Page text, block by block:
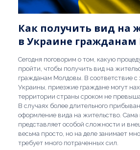
Как получить вид на
в Украине
Сегодня поговорим о том, какую
пройти, чтобы получить вид на
гражданам Молдовы. В соответствие с
Украины, приезжие граждане могут
территории страны сроком не
В случаях более длительного
оформление вида на жительство. Сама
представляет особой сложности и
весьма просто, но на деле занимает
требует много потраченных сил.